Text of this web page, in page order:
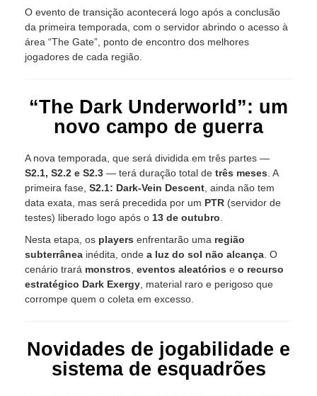
O evento de transição acontecerá logo após a conclusão
da primeira temporada, com o servidor abrindo o acesso à
área “The Gate”, ponto de encontro dos melhores
jogadores de cada região.
“The Dark Underworld”: um
novo campo de guerra
A nova temporada, que será dividida em três partes —
S2.1, S2.2 e S2.3 — terá duração total de três meses . A
primeira fase, S2.1: Dark-Vein Descent , ainda não tem
data exata, mas será precedida por um PTR (servidor de
testes) liberado logo após o 13 de outubro
Nesta etapa, os players enfrentarão uma região
subterrânea inédita, onde a luz do sol não alcança . O
cenário trará monstros eventos aleatórios e o recurso
estratégico Dark Exergy , material raro e perigoso que
corrompe quem o coleta em excesso.
Novidades de jogabilidade e
sistema de esquadrões